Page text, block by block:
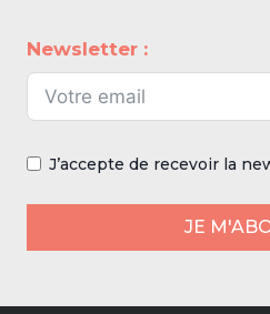
Newsletter :
J’accepte de recevoir la
JE